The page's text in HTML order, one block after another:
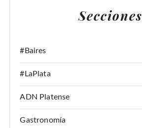
Secciones
#Baires
#LaPlata
ADN Platense
Gastronomía